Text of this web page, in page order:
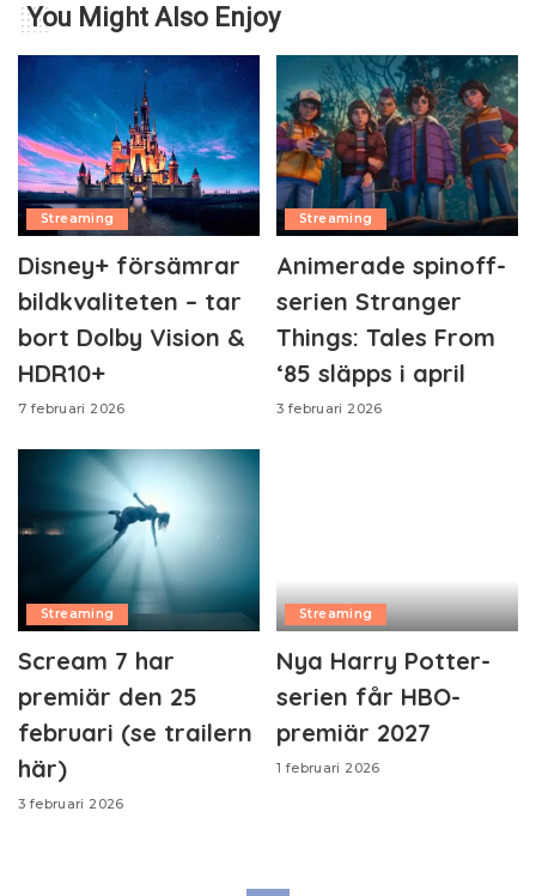
You Might Also Enjoy
Streaming
Disney+ försämrar
bildkvaliteten – tar
bort Dolby Vision &
HDR10+
7 februari 2026
Streaming
Animerade spinoff-
serien Stranger
Things: Tales From
‘85 släpps i april
3 februari 2026
Streaming
Scream 7 har
premiär den 25
februari (se trailern
här)
3 februari 2026
Streaming
Nya Harry Potter-
serien får HBO-
premiär 2027
1 februari 2026